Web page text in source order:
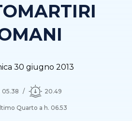
30 giugno 2013
05.38 20.49
Quarto a h. 06.53